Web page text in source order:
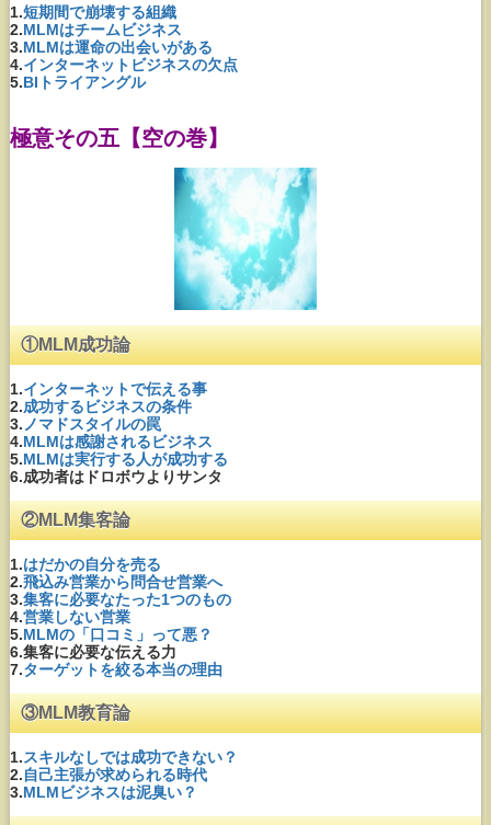
1.短期間で崩壊する組織
2.MLMはチームビジネス
3.MLMは運命の出会いがある
4.インターネットビジネスの欠点
5.BIトライアングル
極意その五【空の巻】
①MLM成功論
1.インターネットで伝える事
2.成功するビジネスの条件
3.ノマドスタイルの罠
4.MLMは感謝されるビジネス
5.MLMは実行する人が成功する
6.成功者はドロボウよりサンタ
②MLM集客論
1.はだかの自分を売る
2.飛込み営業から問合せ営業へ
3.集客に必要なたった1つのもの
4.営業しない営業
5.MLMの「口コミ」って悪？
6.集客に必要な伝える力
7.ターゲットを絞る本当の理由
③MLM教育論
1.スキルなしでは成功できない？
2.自己主張が求められる時代
3.MLMビジネスは泥臭い？